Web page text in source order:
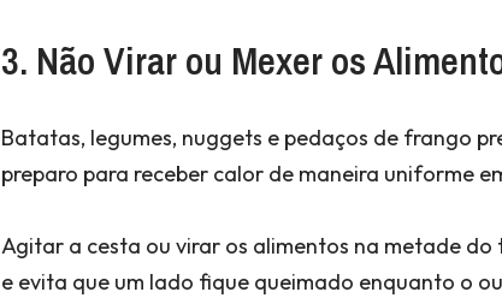
3. Não Virar ou Mexer os
Batatas, legumes, nuggets e pedaços de frango
preparo para receber calor de maneira uniforme
Agitar a cesta ou virar os alimentos na metade
e evita que um lado fique queimado enquanto o